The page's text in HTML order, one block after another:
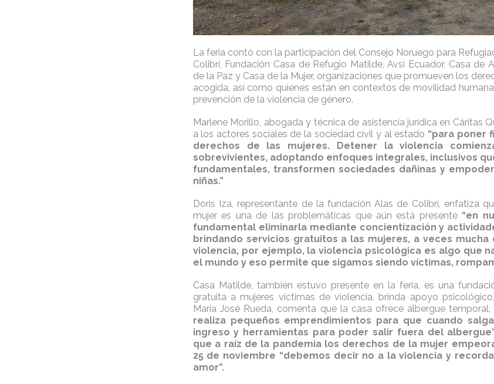
La feria contó con la participación del Consejo Noruego para
Colibrí, Fundación Casa de Refugio Matilde, Avsi Ecuador, Casa de
de la Paz y Casa de la Mujer, organizaciones que promueven los
acogida, así como quienes están en contextos de movilidad
prevención de la violencia de género.
Marlene Morillo, abogada y técnica de asistencia jurídica en Cáritas
a los actores sociales de la sociedad civil y al estado “para poner
derechos de las mujeres. Detener la violencia
sobrevivientes, adoptando enfoques integrales, inclusivos
fundamentales, transformen sociedades dañinas y
niñas.”
Doris Iza, representante de la fundación Alas de Colibrí, enfatiza
mujer es una de las problemáticas que aún está presente “en
fundamental eliminarla mediante concientización y
brindando servicios gratuitos a las mujeres, a veces
violencia, por ejemplo, la violencia psicológica es algo que
el mundo y eso permite que sigamos siendo víctimas,
Casa Matilde, también estuvo presente en la feria, es una
gratuita a mujeres víctimas de violencia, brinda apoyo
María José Rueda, comenta que la casa ofrece albergue temporal,
realiza pequeños emprendimientos para que cuando
ingreso y herramientas para poder salir fuera del
que a raíz de la pandemia los derechos de la mujer
25 de noviembre “debemos decir no a la violencia y
amor”.